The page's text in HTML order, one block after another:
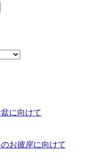
向けて
彼岸に向けて